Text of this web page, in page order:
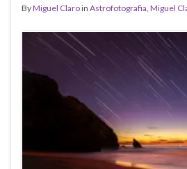
ByMiguel Claroin Astrofotografia, Miguel